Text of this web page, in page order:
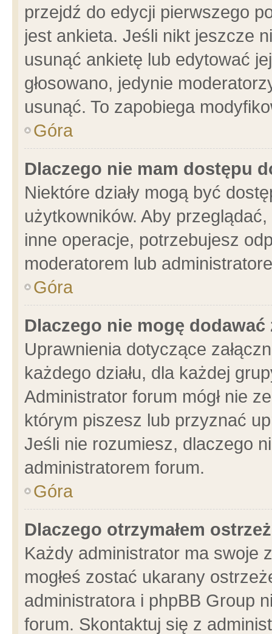
przejdź do edycji pierwszego
jest ankieta. Jeśli nikt jeszcze
usunąć ankietę lub edytować
głosowano, jedynie
usunąć. To zapobiega
Góra
Dlaczego nie mam dostępu
Niektóre działy mogą być
użytkowników. Aby
inne operacje, potrzebujesz
moderatorem lub
Góra
Dlaczego nie mogę dodawać
Uprawnienia dotyczące
każdego działu, dla każdej
Administrator forum mógł nie
którym piszesz lub przyznać
Jeśli nie rozumiesz, dlaczego
administratorem forum.
Góra
Dlaczego otrzymałem
Każdy administrator ma swoje
mogłeś zostać ukarany
administratora i phpBB Group
forum. Skontaktuj się z